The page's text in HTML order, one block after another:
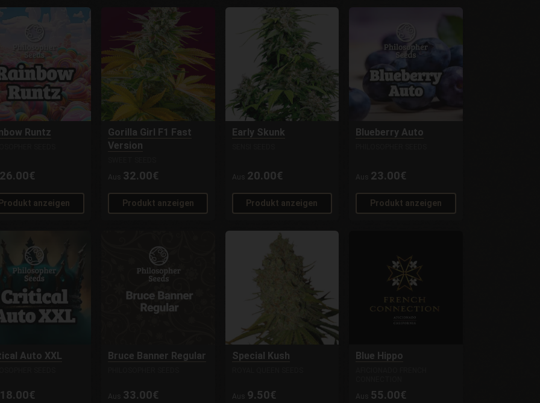
Runtz
26.00€
Produkt anzeigen
Gorilla Girl F1 Fast
Version
Aus 32.00€
Produkt anzeigen
Early Skunk
Aus 20.00€
Produkt anzeigen
Blueberry Auto
Aus 23.00€
Produkt anzeigen
Auto XXL
18.00€
Bruce Banner Regular
Aus 33.00€
Special Kush
Aus 9.50€
Blue Hippo
Aus 55.00€